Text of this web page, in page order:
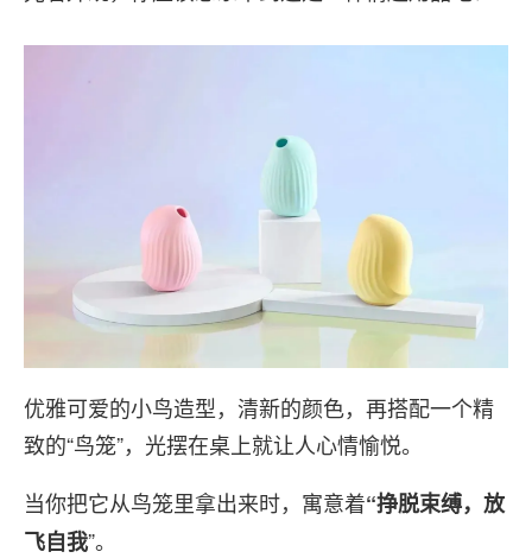
优雅可爱的小鸟造型，清新的颜色，再搭配一个精
致的“鸟笼”，光摆在桌上就让人心情愉悦。
当你把它从鸟笼里拿出来时，寓意着“挣脱束缚，放
飞自我”。